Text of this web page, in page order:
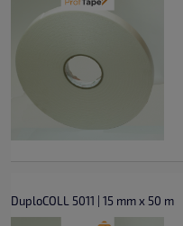
DuploCOLL 5011 | 15 mm x 50 m